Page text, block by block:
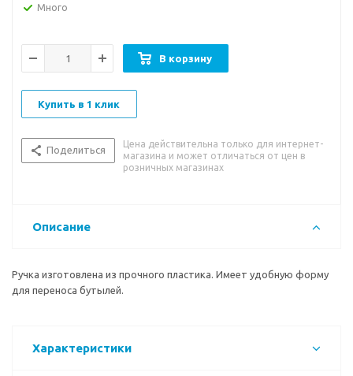
Много
В корзину
Купить в 1 клик
Поделиться
Цена действительна только для интернет-
магазина и может отличаться от цен в
розничных магазинах
Описание
Ручка изготовлена из прочного пластика. Имеет удобную форму
для переноса бутылей.
Характеристики